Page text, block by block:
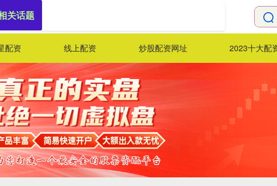
配资 线上配资 炒股配资网址 2023十大配
关话题